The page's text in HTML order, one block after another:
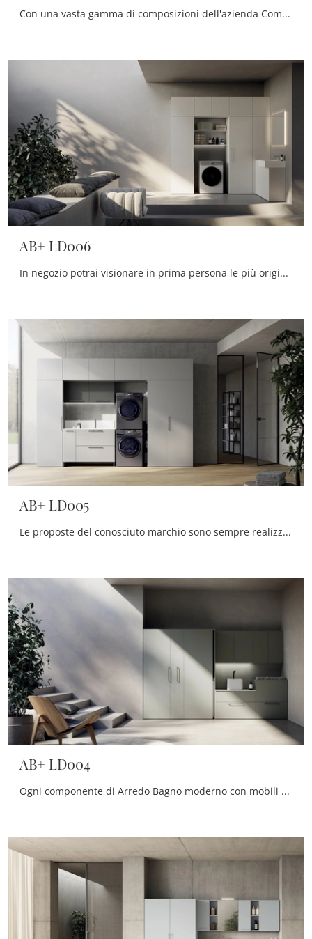
Con una vasta gamma di composizioni dell'azienda Compab potrai progettare il bagno nei minimi particolari, risolvendo le tue problematiche abitative.
AB+ LD006
In negozio potrai visionare in prima persona le più originali composizioni del noto e rinomato marchio: ti aspettiamo per arredare insieme la stanza ...
AB+ LD005
Le proposte del conosciuto marchio sono sempre realizzate in materiali eccellenti, in grado di resistere nel tempo all'azione di umidità e agenti ...
AB+ LD004
Ogni componente di Arredo Bagno moderno con mobili bagno per lavanderia della firma serve a rendere il locale di destinazione uno spazio tutto da ...